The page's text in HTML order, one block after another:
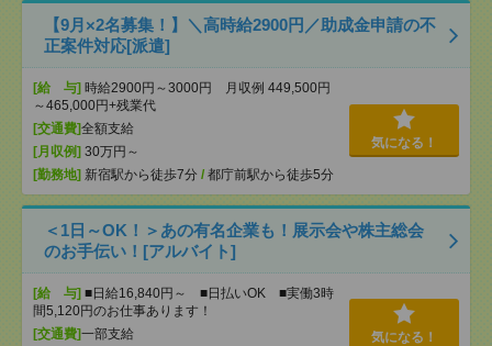
【9月×2名募集！】＼高時給2900円／助成金申請の不
正案件対応[派遣]
[給 与] 時給2900円～3000円 月収例 449,500円
～465,000円+残業代
[交通費]全額支給
[月収例] 30万円～
[勤務地] 新宿駅から徒歩7分 / 都庁前駅から徒歩5分
気になる！
＜1日～OK！＞あの有名企業も！展示会や株主総会
のお手伝い！[アルバイト]
[給 与] ■日給16,840円～ ■日払いOK ■実働3時
間5,120円のお仕事あります！
[交通費]一部支給
気になる！